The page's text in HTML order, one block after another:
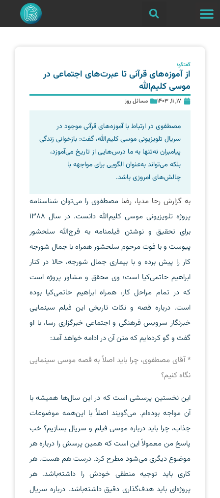
گفتگو؛
از آموزه‌های قرآنی تا عبرت‌های اجتماعی در
موسی کلیم‌الله
17, 11, 1403 مسائل روز
مصطفوی در ارتباط با آموزه‌های قرآنی موجود در
سریال تلویزیونی موسی کلیم‌الله، گفت: بازخوانی زندگی
پیامبران نه‌تنها به ما درس‌هایی از تاریخ می‌آموزد،
بلکه می‌تواند به‌عنوان الگویی برای مواجهه با
چالش‌های امروزی باشد.
به گزارش رحا مدیا، رضا مصطفوی را می‌توان شناسنامه
پروژه تلویزیونی موسی کلیم‌الله دانست. در سال ۱۳۸۸
برای تحقیق و نوشتن فیلمنامه به فرج‌الله سلحشور
پیوست و با فوت مرحوم سلحشور همراه با جمال شورجه
کار را پیش برده و با بیماری جمال شورجه، حالا در کنار
ابراهیم حاتمی‌کیا است؛ وی محقق و مشاور پروژه است
که در تمام مراحل کار، همراه ابراهیم حاتمی‌کیا بوده
است. درباره قصه و نکات تاریخی این فیلم سینمایی
خبرنگار سرویس فرهنگی و اجتماعی خبرگزاری رسا، با او
گفت و گو کرده‌ایم که متن آن در ادامه خواهد آمد:
* آقای مصطفوی، چرا باید اصلاً به قصه موسی سینمایی
نگاه کنیم؟
این نخستین پرسشی است که در این سال‌ها همیشه با
آن مواجه بوده‌ام. می‌گویند اصلاً با این‌همه موضوعات
جذاب، چرا باید درباره موسی فیلم و سریال بسازیم؟ خب
پاسخ من معمولاً این است که همین پرسش را درباره هر
موضوع دیگری می‌شود مطرح کرد. درست هم هست. هر
کاری باید توجیه منطقی خودش را داشته‌باشد. هر
پروژه‌ای باید هدف‌گذاری دقیق داشته‌باشد. درباره سریال